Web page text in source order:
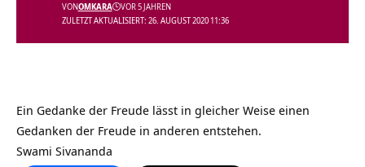
ZULETZT AKTUALISIERT: 26. AUGUST 2020 11:36
VONOMKARA VOR 5 JAHREN
Ein Gedanke der Freude lässt in gleicher Weise einen
Gedanken der Freude in anderen entstehen.
Swami Sivananda